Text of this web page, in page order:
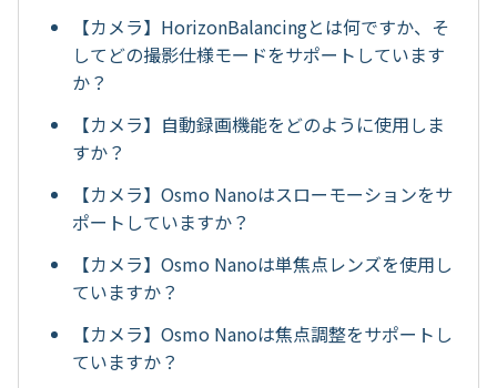
【カメラ】HorizonBalancingとは何ですか、そ
してどの撮影仕様モードをサポートしています
か？
【カメラ】自動録画機能をどのように使用しま
すか？
【カメラ】Osmo Nanoはスローモーションをサ
ポートしていますか？
【カメラ】Osmo Nanoは単焦点レンズを使用し
ていますか？
【カメラ】Osmo Nanoは焦点調整をサポートし
ていますか？